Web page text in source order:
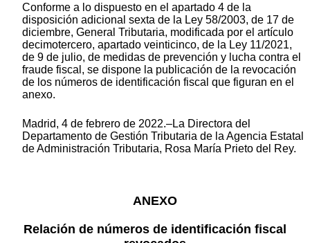
Conforme a lo dispuesto en el apartado 4 de la
disposición adicional sexta de la Ley 58/2003, de 17 de
diciembre, General Tributaria, modificada por el artículo
decimotercero, apartado veinticinco, de la Ley 11/2021,
de 9 de julio, de medidas de prevención y lucha contra el
fraude fiscal, se dispone la publicación de la revocación
de los números de identificación fiscal que figuran en el
anexo.
Madrid, 4 de febrero de 2022.–La Directora del
Departamento de Gestión Tributaria de la Agencia Estatal
de Administración Tributaria, Rosa María Prieto del Rey.
ANEXO
Relación de números de identificación fiscal